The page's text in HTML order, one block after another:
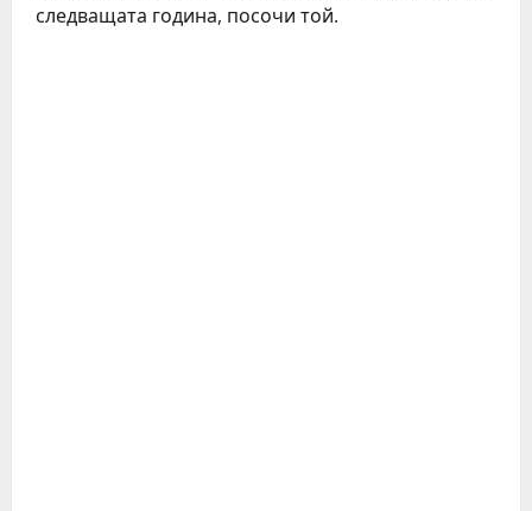
следващата година, посочи той.